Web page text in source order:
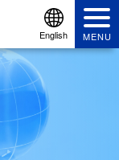
English MENU